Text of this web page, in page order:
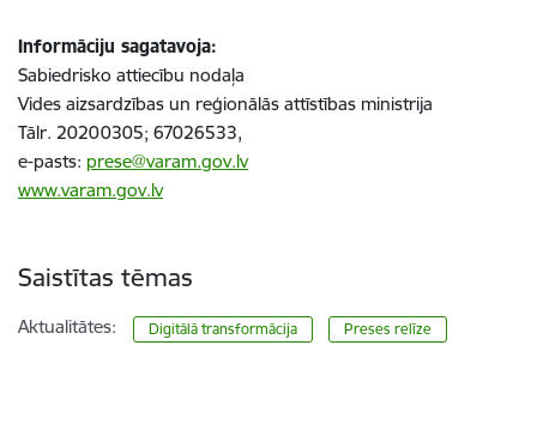
Informāciju sagatavoja:
Sabiedrisko attiecību nodaļa
Vides aizsardzības un reģionālās attīstības ministrija
Tālr. 20200305; 67026533,
e-pasts: prese@varam.gov.lv
www.varam.gov.lv
Saistītas tēmas
Aktualitātes: Digitālā transformācija Preses relīze